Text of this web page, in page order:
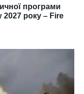
програми
2027 року – Fire